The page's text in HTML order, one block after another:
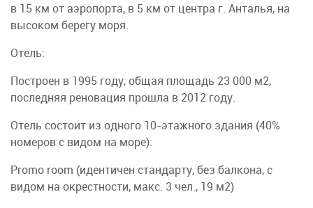
в 15 км от аэропорта, в 5 км от центра г. Анталья, на
высоком берегу моря.
Отель:
Построен в 1995 году, общая площадь 23 000 м2,
последняя реновация прошла в 2012 году.
Отель состоит из одного 10-этажного здания (40%
номеров с видом на море):
Promo room (идентичен стандарту, без балкона, с
видом на окрестности, макс. 3 чел., 19 м2)